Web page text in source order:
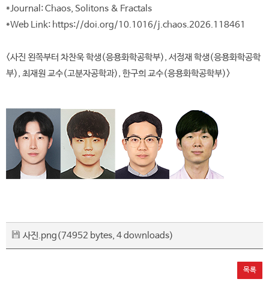
*Journal: Chaos, Solitons & Fractals
*Web Link: https://doi.org/10.1016/j.chaos.2026.118461
<사진 왼쪽부터 차찬욱 학생(응용화학공학부), 서정재 학생(응용화학공학
부), 최재원 교수(고분자공학과), 한구희 교수(응용화학공학부)>
사진.png(74952 bytes, 4 downloads)
목록